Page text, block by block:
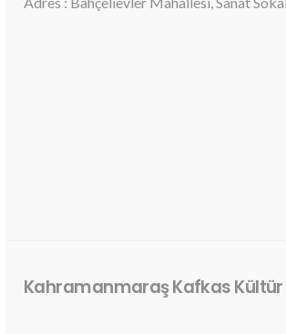
Kahramanmaraş Kafkas Kültür